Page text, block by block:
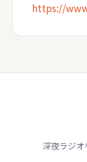
https://
深夜ラジ